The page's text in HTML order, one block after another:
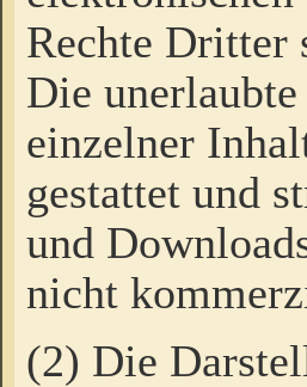
Rechte Dritter
Die
einzelner
gestattet und
und
nicht
(2) Die